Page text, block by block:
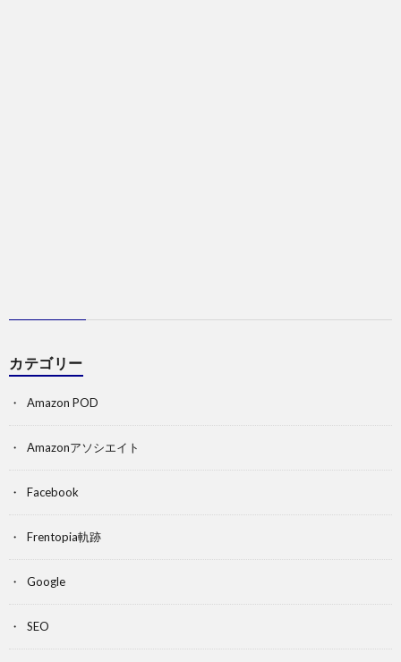
カテゴリー
Amazon POD
Amazonアソシエイト
Facebook
Frentopia軌跡
Google
SEO